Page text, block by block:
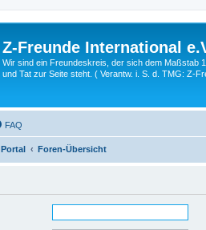
Z-Freunde International
Wir sind ein Freundeskreis, der sich dem Maßstab
und Tat zur Seite steht. ( Verantw. i. S. d. TMG: Z-
FAQ
Portal Foren-Übersicht